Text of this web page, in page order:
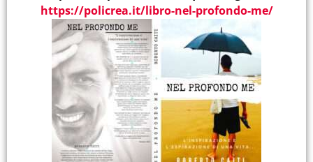
https://policrea.it/libro-nel-profondo-me/